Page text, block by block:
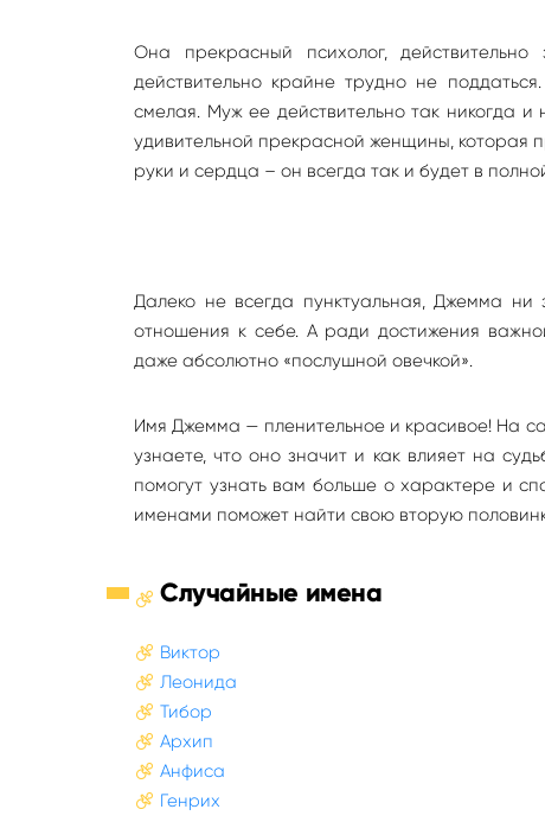
Она прекрасный психолог,
действительно крайне трудно не
смелая. Муж ее действительно так никогда
удивительной прекрасной женщины, которая
руки и сердца – он всегда так и будет в
Далеко не всегда пунктуальная, Джемма ни
отношения к себе. А ради достижения
даже абсолютно «послушной овечкой».
Имя Джемма — пленительное и красивое! На
узнаете, что оно значит и как влияет на
помогут узнать вам больше о характере и
именами поможет найти свою вторую
Случайные имена
Виктор
Леонида
Тибор
Архип
Анфиса
Генрих